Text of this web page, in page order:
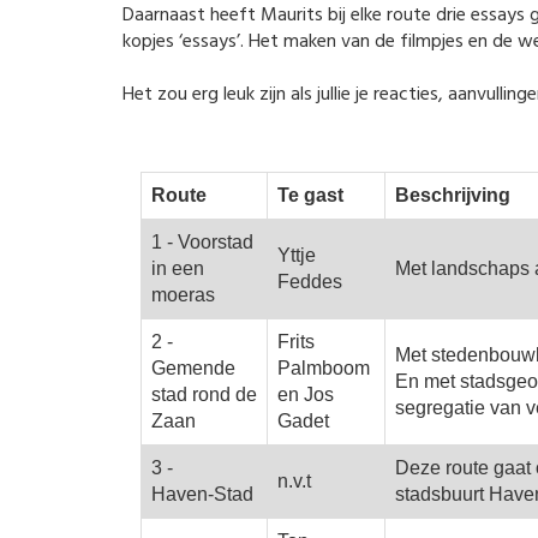
Daarnaast heeft Maurits bij elke route drie
kopjes ‘essays’. Het maken van de filmpjes en
Het zou erg leuk zijn als jullie je reacties,
Route Te gast Beschrijving
1 - Voorstad
in een
moeras
Yttje
Feddes
Met landschaps
2 -
Gemende
stad rond de
Zaan
Frits
Palmboom
en Jos
Gadet
Met
En met
segregatie van
3 -
Haven-Stad
n.v.t
Deze route
stadsbuurt